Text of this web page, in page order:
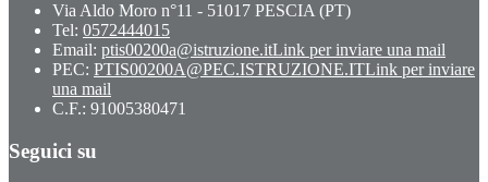
Via Aldo Moro n°11 - 51017 PESCIA (PT)
Tel: 0572444015
Email: ptis00200a@istruzione.itLink per inviare una mail
PEC: PTIS00200A@PEC.ISTRUZIONE.ITLink per inviare
una mail
C.F.: 91005380471
Seguici su